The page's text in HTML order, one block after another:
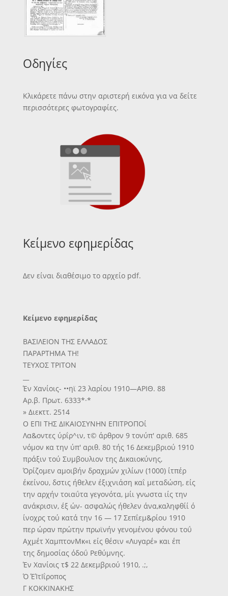
Οδηγίες
Κλικάρετε πάνω στην αριστερή εικόνα για να δείτε
περισσότερες φωτογραφίες.
Κείμενο εφημερίδας
Δεν είναι διαθέσιμο το αρχείο pdf.
Κείμενο εφημερίδας
ΒΑΣΙΛΕΙΟΝ ΤΗΣ ΕΛΛΑΔΟΣ
ΠΑΡΑΡΤΗΜΑ ΤΗ!
ΤΕΥΧΟΣ ΤΡΙΤΟΝ
Έν Χανίοις- ••ηϊ 23 λαρίου 1910—ΑΡΙΘ. 88
Αρ.β. Πρωτ. 6333*·*
» Διεκττ. 2514
Ο ΕΠΙ ΤΗΣ ΔΙΚΑΙΟΣΥΝΗΝ ΕΠΙΤΡΟΠΟί
Λα&οντες ύρΐρ^ιν, τ© άρθρον 9 τονύπ' αριθ. 685
νόμον κα την ύπ' αριθ. 80 τής 16 Δεκεμβριού 1910
πράξιν τού Συμβουλιον της Δικαιοκύνης,
Όρίζομεν αμοιβήν δραχμών χιλίων (1000) ίτπέρ
έκείνου, δστις ήθελεν έξιχνιάση καΐ μεταδώση, είς
την αρχήν τοιαΰτα γεγονότα, μίι γνωστα ιίς την
ανάκρισιν, έξ ών- ασφαλώς ήθελεν άνα,καληφθίί ό
ίνοχρς τού κατά την 16 — 17 Σεπΐεμ&ρίου 1910
περ ώραν πρώτην πρωϊνήν γενομένου φόνου τοΰ
Αχμέτ ΧαμπτονΜκ«ι είς θέσιν «Λυγαρέ» και έπ
της δημοσίας όδοΰ Ρεθύμνης.
Έν Χανίοις τ$ 22 Δεκεμβριού 1910, .;,
Ό ΈΊτΙΐροπος
Γ ΚΟΚΚΙΝΑΚΗΣ